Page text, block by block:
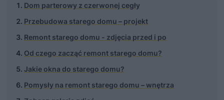
Dom parterowy z czerwonej cegły
Przebudowa starego domu – projekt
Remont starego domu - zdjęcia przed i po
Od czego zacząć remont starego domu?
Jakie okna do starego domu?
Pomysły na remont starego domu – wnętrza